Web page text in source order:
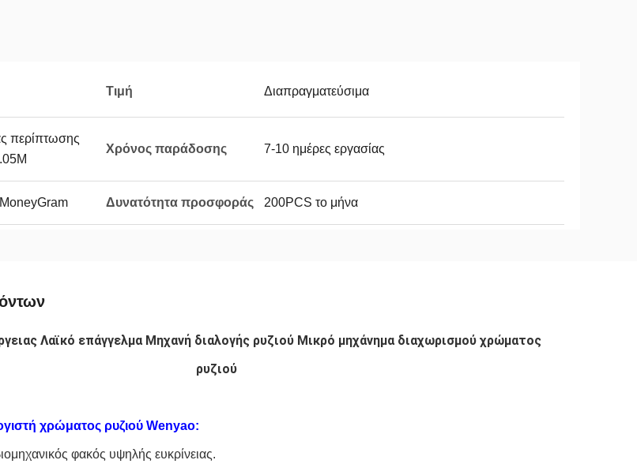
Τιμή Διαπραγματεύσιμα
περίπτωσης
Χρόνος παράδοσης 7-10 ημέρες εργασίας
Δυνατότητα προσφοράς 200PCS το μήνα
Λαϊκό επάγγελμα Μηχανή διαλογής ρυζιού Μικρό μηχάνημα διαχωρισμού χρώματος
ρυζιού
χρώματος ρυζιού Wenyao:
φακός υψηλής ευκρίνειας.